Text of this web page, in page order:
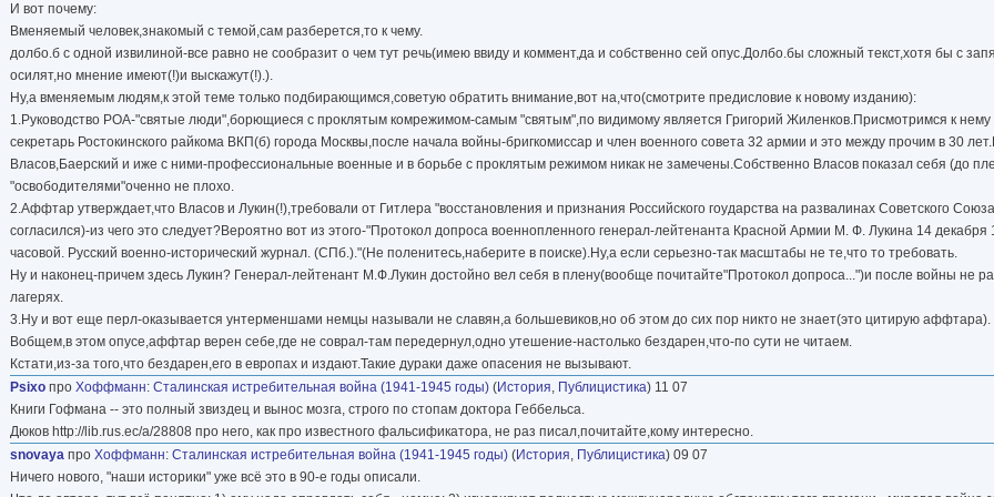
И вот почему:
Вменяемый человек,знакомый с темой,сам разберется,то к чему.
долбо.б с одной извилиной-все равно не сообразит о чем тут речь(имею ввиду и коммент,да и собственно сей опус.Долбо.бы сложный текст,хотя бы с
осилят,но мнение имеют(!)и выскажут(!).).
Ну,а вменяемым людям,к этой теме только подбирающимся,советую обратить внимание,вот на,что(смотрите предисловие к новому изданию):
1.Руководство РОА-"святые люди",борющиеся с проклятым комрежимом-самым "святым",по видимому является Григорий Жиленков.Присмотримся к нему
секретарь Ростокинского райкома ВКП(б) города Москвы,после начала войны-бригкомиссар и член военного совета 32 армии и это между прочим в 30
Власов,Баерский и иже с ними-профессиональные военные и в борьбе с проклятым режимом никак не замечены.Собственно Власов показал себя (до
"освободителями"оченно не плохо.
2.Аффтар утверждает,что Власов и Лукин(!),требовали от Гитлера "восстановления и признания Российского гоударства на развалинах Советского
согласился)-из чего это следует?Вероятно вот из этого-"Протокол допроса военнопленного генерал-лейтенанта Красной Армии М. Ф. Лукина 14
часовой. Русский военно-исторический журнал. (СПб.)."(Не поленитесь,наберите в поиске).Ну,а если серьезно-так масштабы не те,что то требовать.
Ну и наконец-причем здесь Лукин? Генерал-лейтенант М.Ф.Лукин достойно вел себя в плену(вообще почитайте"Протокол допроса...")и после войны не
лагерях.
3.Ну и вот еще перл-оказывается унтерменшами немцы называли не славян,а большевиков,но об этом до сих пор никто не знает(это цитирую аффтара).
Вобщем,в этом опусе,аффтар верен себе,где не соврал-там передернул,одно утешение-настолько бездарен,что-по сути не читаем.
Кстати,из-за того,что бездарен,его в европах и издают.Такие дураки даже опасения не вызывают.
Psixo про Хоффманн: Сталинская истребительная война (1941-1945 годы) (История, Публицистика) 11 07
Книги Гофмана -- это полный звиздец и вынос мозга, строго по стопам доктора Геббельса.
Дюков http://lib.rus.ec/a/28808 про него, как про известного фальсификатора, не раз писал,почитайте,кому интересно.
snovaya про Хоффманн: Сталинская истребительная война (1941-1945 годы) (История, Публицистика) 09 07
Ничего нового, "наши историки" уже всё это в 90-е годы описали.